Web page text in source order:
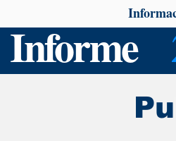
Informe